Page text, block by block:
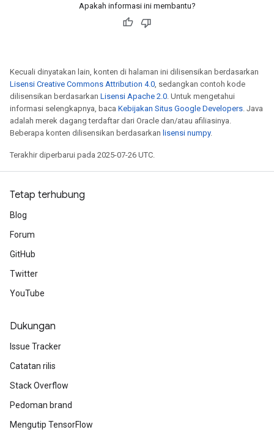
Apakah informasi ini membantu?
Kecuali dinyatakan lain, konten di halaman ini dilisensikan berdasarkan
Lisensi Creative Commons Attribution 4.0, sedangkan contoh kode
dilisensikan berdasarkan Lisensi Apache 2.0. Untuk mengetahui
informasi selengkapnya, baca Kebijakan Situs Google Developers. Java
adalah merek dagang terdaftar dari Oracle dan/atau afiliasinya.
Beberapa konten dilisensikan berdasarkan lisensi numpy.
Terakhir diperbarui pada 2025-07-26 UTC.
Tetap terhubung
Blog
Forum
GitHub
Twitter
YouTube
Dukungan
Issue Tracker
Catatan rilis
Stack Overflow
Pedoman brand
Mengutip TensorFlow